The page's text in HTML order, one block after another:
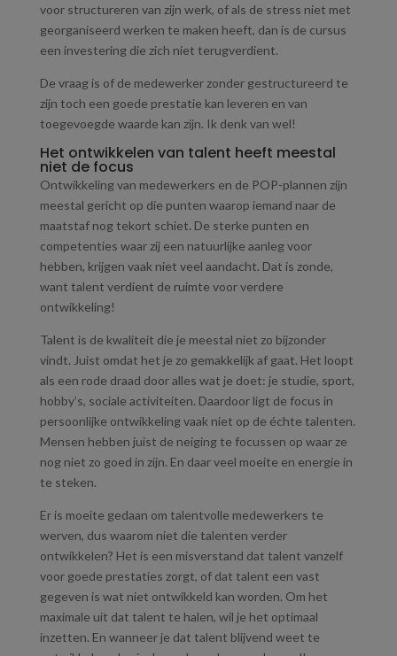
voor structureren van zijn werk, of als de stress niet met
georganiseerd werken te maken heeft, dan is de cursus
een investering die zich niet terugverdient.
De vraag is of de medewerker zonder gestructureerd te
zijn toch een goede prestatie kan leveren en van
toegevoegde waarde kan zijn. Ik denk van wel!
Het ontwikkelen van talent heeft meestal
niet de focus
Ontwikkeling van medewerkers en de POP-plannen zijn
meestal gericht op die punten waarop iemand naar de
maatstaf nog tekort schiet. De sterke punten en
competenties waar zij een natuurlijke aanleg voor
hebben, krijgen vaak niet veel aandacht. Dat is zonde,
want talent verdient de ruimte voor verdere
ontwikkeling!
Talent is de kwaliteit die je meestal niet zo bijzonder
vindt. Juist omdat het je zo gemakkelijk af gaat. Het loopt
als een rode draad door alles wat je doet: je studie, sport,
hobby’s, sociale activiteiten. Daardoor ligt de focus in
persoonlijke ontwikkeling vaak niet op de échte talenten.
Mensen hebben juist de neiging te focussen op waar ze
nog niet zo goed in zijn. En daar veel moeite en energie in
te steken.
Er is moeite gedaan om talentvolle medewerkers te
werven, dus waarom niet die talenten verder
ontwikkelen? Het is een misverstand dat talent vanzelf
voor goede prestaties zorgt, of dat talent een vast
gegeven is wat niet ontwikkeld kan worden. Om het
maximale uit dat talent te halen, wil je het optimaal
inzetten. En wanneer je dat talent blijvend weet te